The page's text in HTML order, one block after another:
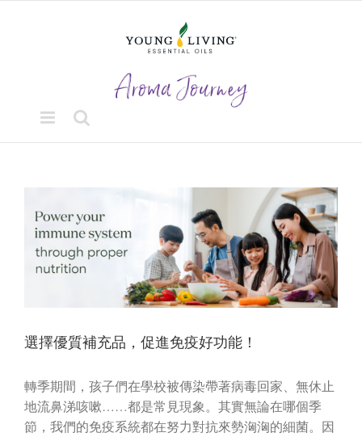
Larger
Image
選擇優質補充品，促進免疫好功能！
轉季期間，孩子們在學校被傳染帶著病毒回家、無休止
地流鼻涕咳嗽……都是常見現象。其實無論在哪個季
節，我們的免疫系統都在努力對抗來勢洶洶的細菌。因